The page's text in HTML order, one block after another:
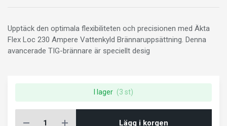
Upptäck den optimala flexibiliteten och precisionen med Äkta
Flex Loc 230 Ampere Vattenkyld Brännaruppsättning. Denna
avancerade TIG-brännare är speciellt desig
I lager (3 st)
Lägg i korgen